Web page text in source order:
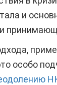
и
особо